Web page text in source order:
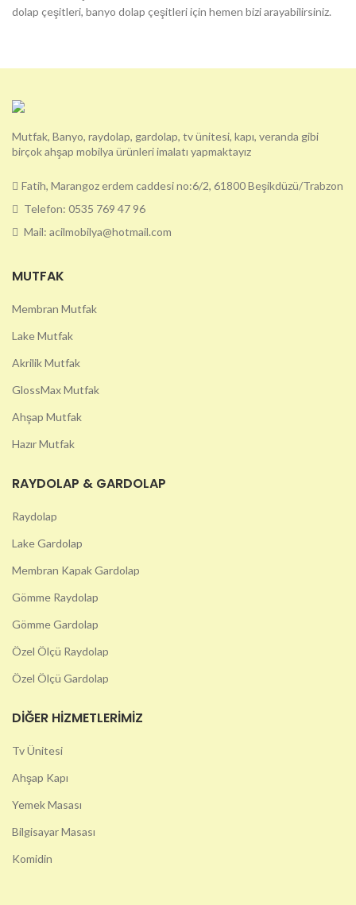
dolap çeşitleri, banyo dolap çeşitleri için hemen bizi arayabilirsiniz.
Mutfak, Banyo, raydolap, gardolap, tv ünitesi, kapı, veranda gibi
birçok ahşap mobilya ürünleri imalatı yapmaktayız
Fatih, Marangoz erdem caddesi no:6/2, 61800 Beşikdüzü/Trabzon
Telefon: 0535 769 47 96
Mail: acilmobilya@hotmail.com
MUTFAK
Membran Mutfak
Lake Mutfak
Akrilik Mutfak
GlossMax Mutfak
Ahşap Mutfak
Hazır Mutfak
RAYDOLAP & GARDOLAP
Raydolap
Lake Gardolap
Membran Kapak Gardolap
Gömme Raydolap
Gömme Gardolap
Özel Ölçü Raydolap
Özel Ölçü Gardolap
DIĞER HIZMETLERIMIZ
Tv Ünitesi
Ahşap Kapı
Yemek Masası
Bilgisayar Masası
Komidin